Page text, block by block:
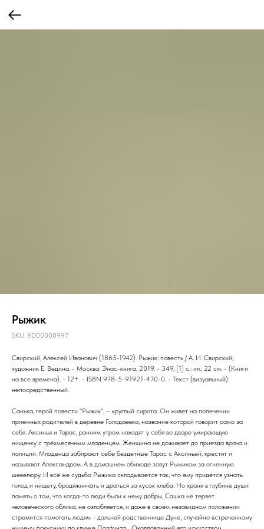
Рыжик
SKU: RD00000997
Свирский, Алексей Иванович (1865-1942). Рыжик: повесть / А. И. Свирский;
художник Е. Ведина. - Москва: Энас-книга, 2019. - 349, [1] с.: ил.; 22 см. - (Книги
на все времена). - 12+. - ISBN 978-5-91921-470-0. - Текст (визуальный):
непосредственный.
Санька, герой повести "Рыжик", – круглый сирота. Он живет на попечении
приемных родителей в деревне Голодаевка, название которой говорит само за
себя. Аксинья и Тарас, ранним утром находят у себя во дворе умирающую
нищенку с трёхмесячным младенцем. Женщина не доживает до приезда врача и
полиции. Младенца забирают себе бездетные Тарас с Аксиньей, крестят и
называют Александром. А в домашнем обиходе зовут Рыжиком за огненную
шевелюру. И всё же судьба Рыжика складывается так, что ему придётся узнать
голод и нищету, бродяжничать и драться за кусок хлеба. Но храня в глубине души
память о том, что когда-то люди были к нему добры, Сашка не теряет
человеческого облика, не озлобляется, и даже в своём незавидном положении
стремится помогать людям - дальней родственнице Дуне, случайно встреченному